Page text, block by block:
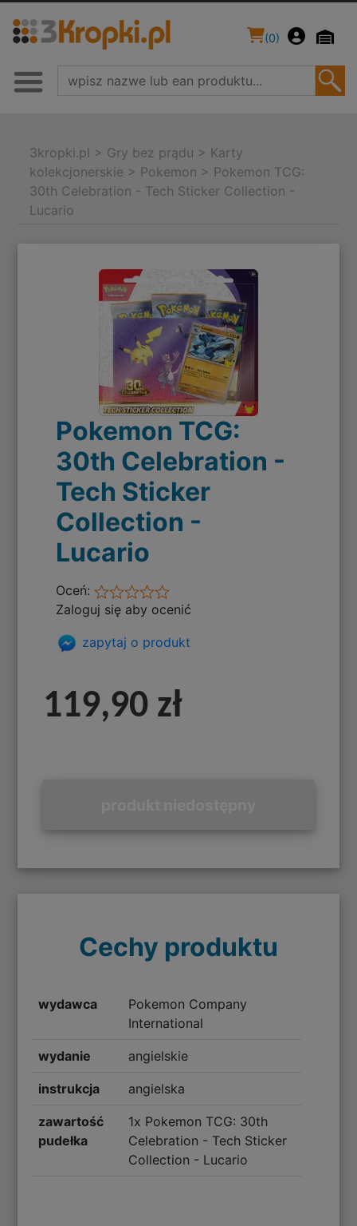
(0)
3kropki.pl > Gry bez prądu > Karty
kolekcjonerskie > Pokemon > Pokemon TCG:
30th Celebration - Tech Sticker Collection -
Lucario
Pokemon TCG:
30th Celebration -
Tech Sticker
Collection -
Lucario
Oceń:
Zaloguj się aby ocenić
zapytaj o produkt
119,90 zł
Cechy produktu
wydawca
Pokemon Company
International
wydanie angielskie
instrukcja angielska
zawartość
pudełka
1x Pokemon TCG: 30th
Celebration - Tech Sticker
Collection - Lucario